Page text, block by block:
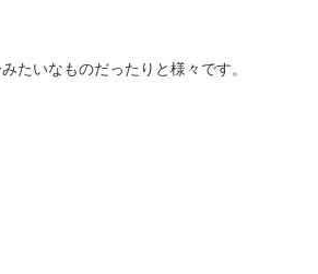
たいなものだったりと様々です。